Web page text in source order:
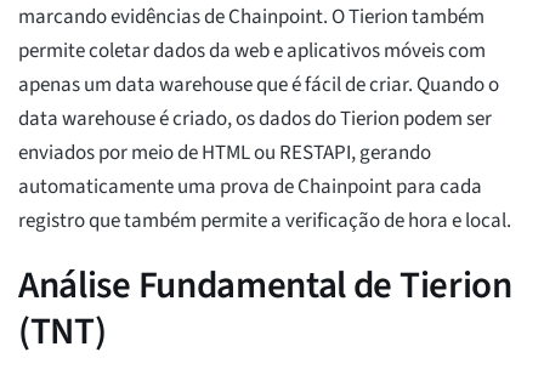
marcando evidências de Chainpoint. O Tierion também
permite coletar dados da web e aplicativos móveis com
apenas um data warehouse que é fácil de criar. Quando o
data warehouse é criado, os dados do Tierion podem ser
enviados por meio de HTML ou RESTAPI, gerando
automaticamente uma prova de Chainpoint para cada
registro que também permite a verificação de hora e local.
Análise Fundamental de Tierion
(TNT)